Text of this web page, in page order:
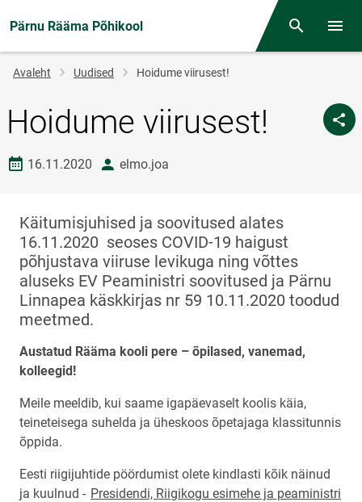
Pärnu Rääma Põhikool Otsing
Jälglink
Avaleht Uudised Hoidume viirusest!
Hoidume viirusest!
Loomise kuupäev
16.11.2020 autorelmo.joa
Käitumisjuhised ja soovitused alates
16.11.2020 seoses COVID-19 haigust
põhjustava viiruse levikuga ning võttes
aluseks EV Peaministri soovitused ja Pärnu
Linnapea käskkirjas nr 59 10.11.2020 toodud
meetmed.
Austatud Rääma kooli pere – õpilased, vanemad,
kolleegid!
Meile meeldib, kui saame igapäevaselt koolis käia,
teineteisega suhelda ja üheskoos õpetajaga klassitunnis
õppida.
Eesti riigijuhtide pöördumist olete kindlasti kõik näinud
ja kuulnud - Presidendi, Riigikogu esimehe ja peaministri